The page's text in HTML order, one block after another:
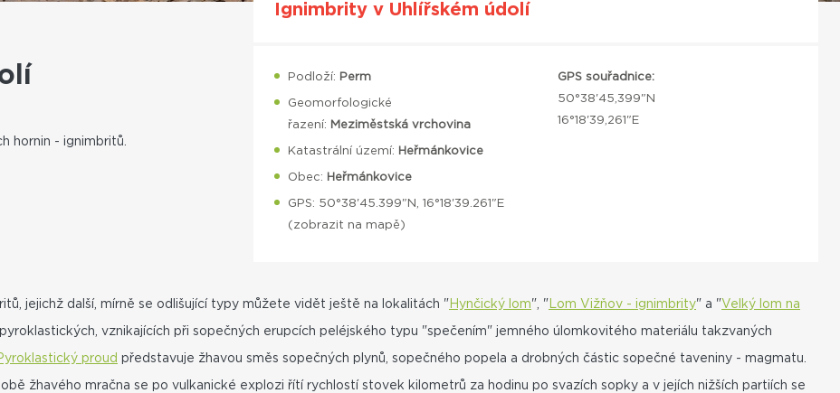
Ignimbrity v Uhlířském údolí
Podloží: Perm
Geomorfologické
řazení: Meziměstská vrchovina
Katastrální území: Heřmánkovice
Obec: Heřmánkovice
GPS: 50°38'45.399"N, 16°18'39.261"E
(zobrazit na mapě)
GPS souřadnice:
50°38'45,399"N
16°18'39,261"E
hornin - ignimbritů.
jejichž další, mírně se odlišující typy můžete vidět ještě na lokalitách " Hynčický lom", " Lom Vižňov - ignimbrity" a "Velký lom na
vznikajících při sopečných erupcích peléjského typu "spečením" jemného úlomkovitého materiálu takzvaných
proud představuje žhavou směs sopečných plynů, sopečného popela a drobných částic sopečné taveniny - magmatu.
žhavého mračna se po vulkanické explozi řítí rychlostí stovek kilometrů za hodinu po svazích sopky a v jejích nižších partiích se